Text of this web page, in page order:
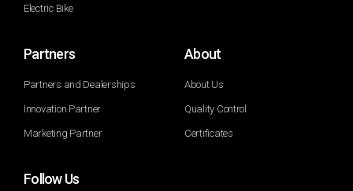
Electric Bike
Partners
Partners and Dealerships
Innovation Partner
Marketing Partner
About
About Us
Quality Control
Certificates
Follow Us